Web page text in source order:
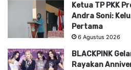
Ketua TP PKK
Andra Soni:
Pertama
6 Agustus 2026
BLACKPINK
Rayakan